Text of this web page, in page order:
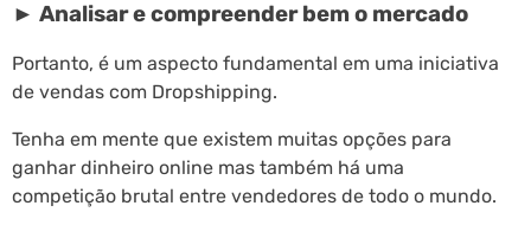
► Analisar e compreender bem o mercado
Portanto, é um aspecto fundamental em uma iniciativa
de vendas com Dropshipping.
Tenha em mente que existem muitas opções para
ganhar dinheiro online mas também há uma
competição brutal entre vendedores de todo o mundo.